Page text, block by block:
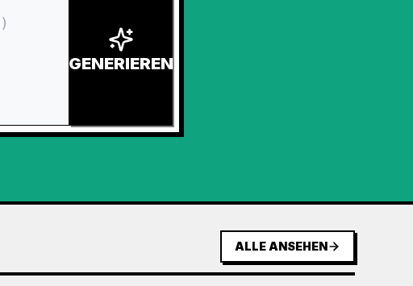
GENERIEREN
ALLE ANSEHEN